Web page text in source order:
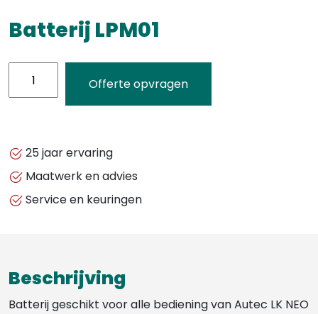
Batterij LPM01
Offerte opvragen
25 jaar ervaring
Maatwerk en advies
Service en keuringen
Beschrijving
Batterij geschikt voor alle bediening van Autec LK NEO